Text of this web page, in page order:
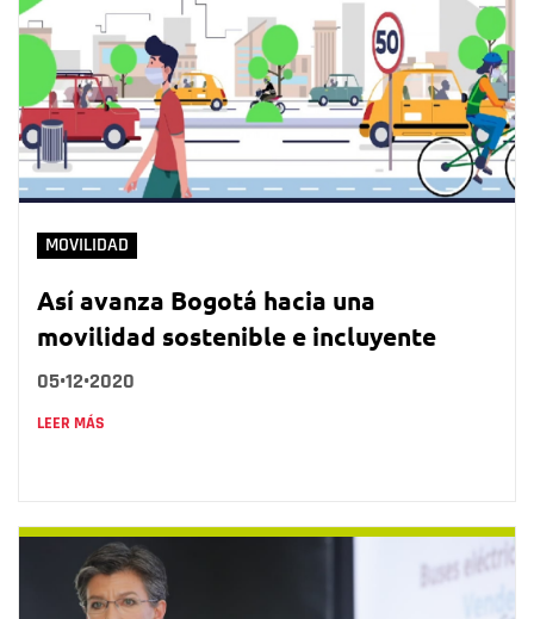
MOVILIDAD
Así avanza Bogotá hacia una
movilidad sostenible e incluyente
05•12•2020
LEER MÁS